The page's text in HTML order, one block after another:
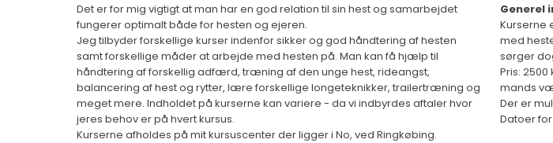
Det er for mig vigtigt at man har en god relation til sin hest og samarbejdet
fungerer optimalt både for hesten og ejeren. ​
Jeg tilbyder forskellige kurser indenfor sikker og god håndtering af hesten
samt forskellige måder at arbejde med hesten på. Man kan få hjælp til
håndtering af forskellig adfærd, træning af den unge hest, rideangst,
balancering af hest og rytter, lære forskellige longeteknikker, trailertræning og
meget mere. Indholdet på kurserne kan variere - da vi indbyrdes aftaler hvor
jeres behov er på hvert kursus.
Kurserne afholdes på mit kursuscenter der ligger i No, ved Ringkøbing.
Generel
Kurserne
med
sørger
Pris:
mands
Der er
​Datoer